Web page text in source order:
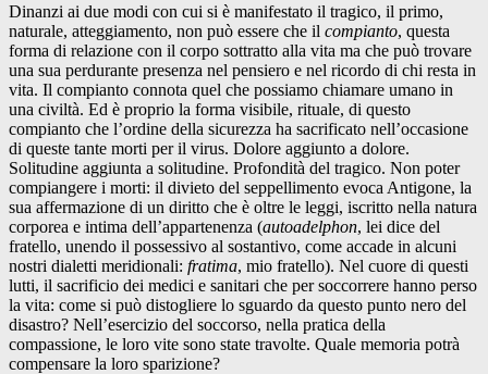
Dinanzi ai due modi con cui si è manifestato il tragico, il primo,
naturale, atteggiamento, non può essere che il compianto, questa
forma di relazione con il corpo sottratto alla vita ma che può trovare
una sua perdurante presenza nel pensiero e nel ricordo di chi resta in
vita. Il compianto connota quel che possiamo chiamare umano in
una civiltà. Ed è proprio la forma visibile, rituale, di questo
compianto che l’ordine della sicurezza ha sacrificato nell’occasione
di queste tante morti per il virus. Dolore aggiunto a dolore.
Solitudine aggiunta a solitudine. Profondità del tragico. Non poter
compiangere i morti: il divieto del seppellimento evoca Antigone, la
sua affermazione di un diritto che è oltre le leggi, iscritto nella natura
corporea e intima dell’appartenenza (autoadelphon, lei dice del
fratello, unendo il possessivo al sostantivo, come accade in alcuni
nostri dialetti meridionali: fratima, mio fratello). Nel cuore di questi
lutti, il sacrificio dei medici e sanitari che per soccorrere hanno perso
la vita: come si può distogliere lo sguardo da questo punto nero del
disastro? Nell’esercizio del soccorso, nella pratica della
compassione, le loro vite sono state travolte. Quale memoria potrà
compensare la loro sparizione?